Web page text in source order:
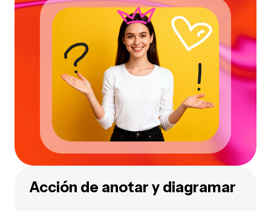
Acción de anotar y diagramar